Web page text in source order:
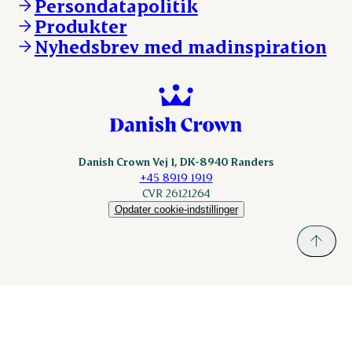
KLS.se
nordicspoor.com
Scanhide.dk
Persondatapolitik
Produkter
Nyhedsbrev med madinspiration
Danish Crown Vej 1, DK-8940 Randers
+45 8919 1919
CVR 26121264
Opdater cookie-indstillinger